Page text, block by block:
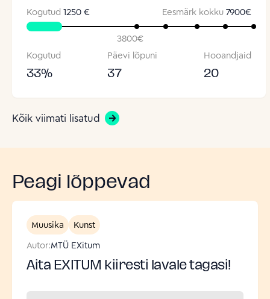
Kogutud 1250 € Eesmärk kokku 7900€
3800€
Kogutud
33%
Päevi lõpuni
37
Hooandjaid
20
Kõik viimati lisatud
Peagi lõppevad
Muusika
Kunst
Autor:MTÜ EXitum
Aita EXITUM kiiresti lavale tagasi!